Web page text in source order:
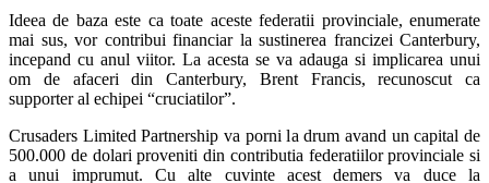
Ideea de baza este ca toate aceste federatii provinciale, enumerate
mai sus, vor contribui financiar la sustinerea francizei Canterbury,
incepand cu anul viitor. La acesta se va adauga si implicarea unui
om de afaceri din Canterbury, Brent Francis, recunoscut ca
supporter al echipei “cruciatilor”.
Crusaders Limited Partnership va porni la drum avand un capital de
500.000 de dolari proveniti din contributia federatiilor provinciale si
a unui imprumut. Cu alte cuvinte acest demers va duce la